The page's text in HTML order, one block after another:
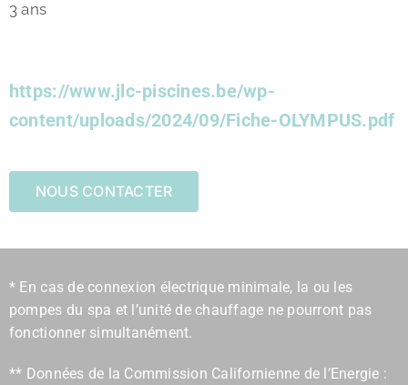
3 ans
https://www.jlc-piscines.be/wp-
content/uploads/2024/09/Fiche-OLYMPUS.pdf
NOUS CONTACTER
* En cas de connexion électrique minimale, la ou les
pompes du spa et l’unité de chauffage ne pourront pas
fonctionner simultanément.
** Données de la Commission Californienne de l’Energie :